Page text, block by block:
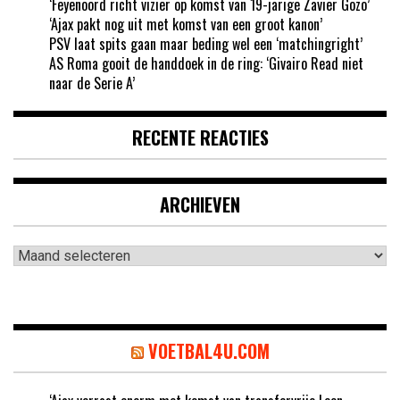
‘Feyenoord richt vizier op komst van 19-jarige Zavier Gozo’
‘Ajax pakt nog uit met komst van een groot kanon’
PSV laat spits gaan maar beding wel een ‘matchingright’
AS Roma gooit de handdoek in de ring: ‘Givairo Read niet
naar de Serie A’
RECENTE REACTIES
ARCHIEVEN
Archieven
VOETBAL4U.COM